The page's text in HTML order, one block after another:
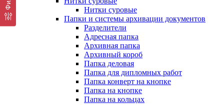
Нитки суровые
Папки и системы архивации документов
Разделители
Адресная папка
Архивная папка
Архивный короб
Папка деловая
Папка для дипломных работ
Папка конверт на кнопке
Папка на кнопке
Папка на кольцах